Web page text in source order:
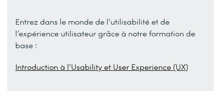
Entrez dans le monde de l’utilisabilité et de
l’expérience utilisateur grâce à notre formation de
base :
Introduction à l’Usability et User Experience (UX)